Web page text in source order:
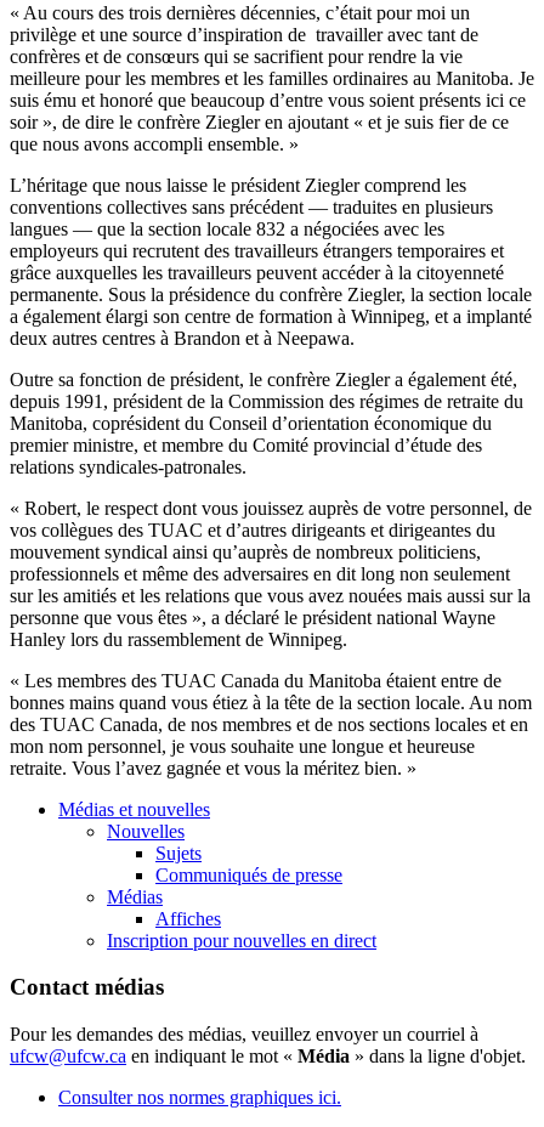
« Au cours des trois dernières décennies, c’était pour moi un
privilège et une source d’inspiration de travailler avec tant de
confrères et de consœurs qui se sacrifient pour rendre la vie
meilleure pour les membres et les familles ordinaires au Manitoba. Je
suis ému et honoré que beaucoup d’entre vous soient présents ici ce
soir », de dire le confrère Ziegler en ajoutant « et je suis fier de ce
que nous avons accompli ensemble. »
L’héritage que nous laisse le président Ziegler comprend les
conventions collectives sans précédent — traduites en plusieurs
langues — que la section locale 832 a négociées avec les
employeurs qui recrutent des travailleurs étrangers temporaires et
grâce auxquelles les travailleurs peuvent accéder à la citoyenneté
permanente. Sous la présidence du confrère Ziegler, la section locale
a également élargi son centre de formation à Winnipeg, et a implanté
deux autres centres à Brandon et à Neepawa.
Outre sa fonction de président, le confrère Ziegler a également été,
depuis 1991, président de la Commission des régimes de retraite du
Manitoba, coprésident du Conseil d’orientation économique du
premier ministre, et membre du Comité provincial d’étude des
relations syndicales-patronales.
« Robert, le respect dont vous jouissez auprès de votre personnel, de
vos collègues des TUAC et d’autres dirigeants et dirigeantes du
mouvement syndical ainsi qu’auprès de nombreux politiciens,
professionnels et même des adversaires en dit long non seulement
sur les amitiés et les relations que vous avez nouées mais aussi sur la
personne que vous êtes », a déclaré le président national Wayne
Hanley lors du rassemblement de Winnipeg.
« Les membres des TUAC Canada du Manitoba étaient entre de
bonnes mains quand vous étiez à la tête de la section locale. Au nom
des TUAC Canada, de nos membres et de nos sections locales et en
mon nom personnel, je vous souhaite une longue et heureuse
retraite. Vous l’avez gagnée et vous la méritez bien. »
Médias et nouvelles
Nouvelles
Sujets
Communiqués de presse
Médias
Affiches
Inscription pour nouvelles en direct
Contact médias
Pour les demandes des médias, veuillez envoyer un courriel à
ufcw@ufcw.ca en indiquant le mot « Média » dans la ligne d'objet.
Consulter nos normes graphiques ici.